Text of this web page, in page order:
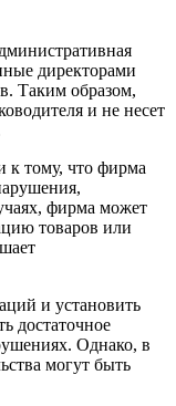
директорами
Таким образом,
и не несет
к тому, что фирма
фирма может
товаров или
и установить
достаточное
Однако, в
могут быть